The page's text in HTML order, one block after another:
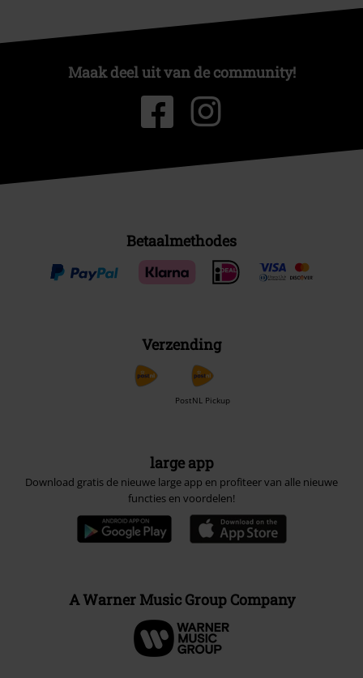
Maak deel uit van de community!
Betaalmethodes
Verzending
PostNL Pickup
large app
Download gratis de nieuwe large app en profiteer van alle nieuwe
functies en voordelen!
A Warner Music Group Company